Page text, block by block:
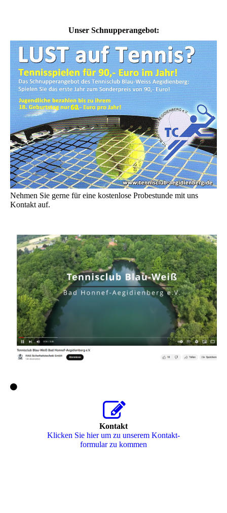
Unser Schnupperangebot:
Nehmen Sie gerne für eine kostenlose Probestunde mit uns
Kontakt auf.
Kontakt
Klicken Sie hier um zu unserem Kon­takt­
for­mu­lar zu kommen